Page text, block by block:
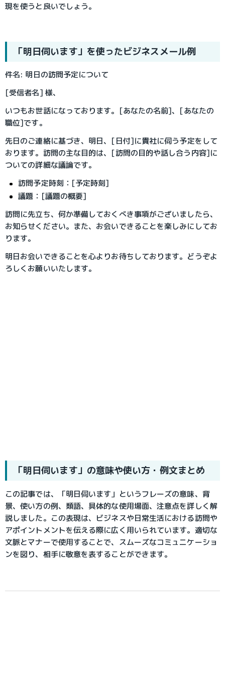
現を使うと良いでしょう。
「明日伺います」を使ったビジネスメール例
件名: 明日の訪問予定について
[受信者名] 様、
いつもお世話になっております。[あなたの名前]、[あなたの
職位]です。
先日のご連絡に基づき、明日、[日付]に貴社に伺う予定をして
おります。訪問の主な目的は、[訪問の目的や話し合う内容]に
ついての詳細な議論です。
訪問予定時刻：[予定時刻]
議題：[議題の概要]
訪問に先立ち、何か準備しておくべき事項がございましたら、
お知らせください。また、お会いできることを楽しみにしてお
ります。
明日お会いできることを心よりお待ちしております。どうぞよ
ろしくお願いいたします。
「明日伺います」の意味や使い方・例文まとめ
この記事では、「明日伺います」というフレーズの意味、背
景、使い方の例、類語、具体的な使用場面、注意点を詳しく解
説しました。この表現は、ビジネスや日常生活における訪問や
アポイントメントを伝える際に広く用いられています。適切な
文脈とマナーで使用することで、スムーズなコミュニケーショ
ンを図り、相手に敬意を表することができます。